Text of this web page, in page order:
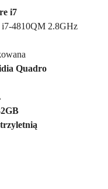
i7
i7-4810QM 2.8GHz
Quadro